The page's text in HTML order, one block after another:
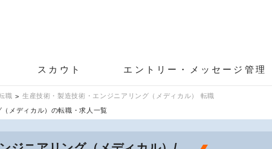
スカウト エントリー・メッセージ管理
職
生産技術・製造技術・エンジニアリング（メディカル） 転職
メディカル）の転職・求人一覧